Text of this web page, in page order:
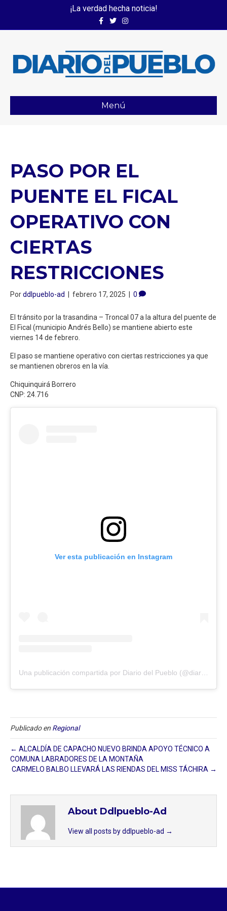
¡La verdad hecha noticia!
FacebookTwitterInstagram
Menú
PASO POR EL
PUENTE EL FICAL
OPERATIVO CON
CIERTAS
RESTRICCIONES
Porddlpueblo-ad | febrero 17, 2025 | 0
El tránsito por la trasandina – Troncal 07 a la altura del puente de
El Fical (municipio Andrés Bello) se mantiene abierto este
viernes 14 de febrero.
El paso se mantiene operativo con ciertas restricciones ya que
se mantienen obreros en la vía.
Chiquinquirá Borrero
CNP: 24.716
Ver esta publicación en Instagram
Publicado en Regional
← ALCALDÍA DE CAPACHO NUEVO BRINDA APOYO TÉCNICO A
COMUNA LABRADORES DE LA MONTAÑA
CARMELO BALBO LLEVARÁ LAS RIENDAS DEL MISS TÁCHIRA →
About Ddlpueblo-Ad
View all posts by ddlpueblo-ad →